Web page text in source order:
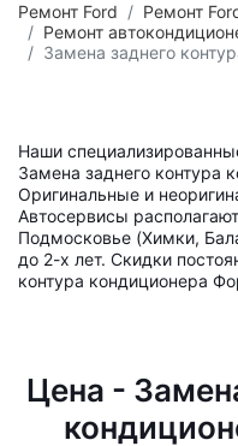
Ремонт Ford
Ремонт
Ремонт
Замена заднего
Наши
Замена заднего контура
Оригинальные и
Автосервисы
Подмосковье (Химки,
до 2-х лет. Скидки
контура кондиционера
Цена -